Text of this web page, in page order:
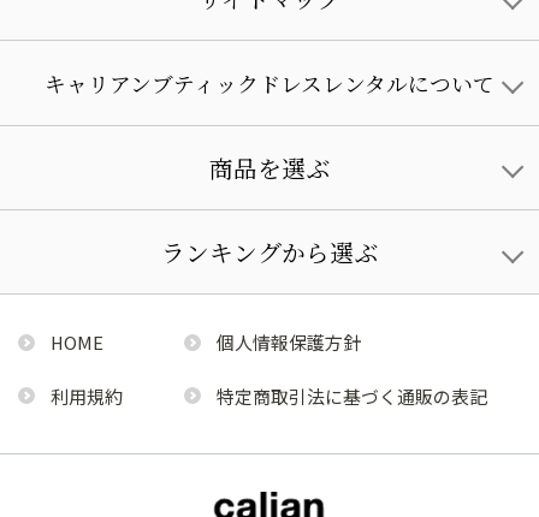
キャリアンブティックドレスレンタルについて
商品を選ぶ
ランキングから選ぶ
HOME 個人情報保護方針
利用規約 特定商取引法に基づく通販の表記